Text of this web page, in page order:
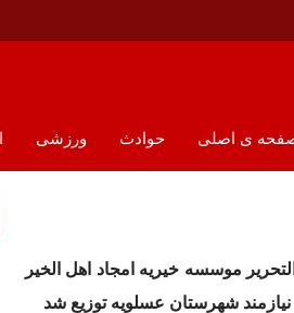
ی اصلی حوادث ورزشی
التحریر موسسه خیریه امجاد اهل الخیر
شهرستان عسلویه توزیع شد